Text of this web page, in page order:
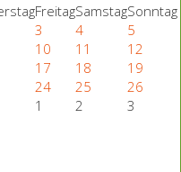
FreitagSamstagSonntag
3 4
5
10 11
12
17 18
19
24 25
26
1 2
3